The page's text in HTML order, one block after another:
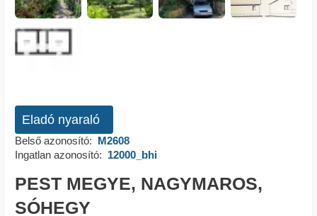
Eladó nyaraló
Belső azonosító: M2608
Ingatlan azonosító: 12000_bhi
PEST MEGYE, NAGYMAROS,
SÓHEGY